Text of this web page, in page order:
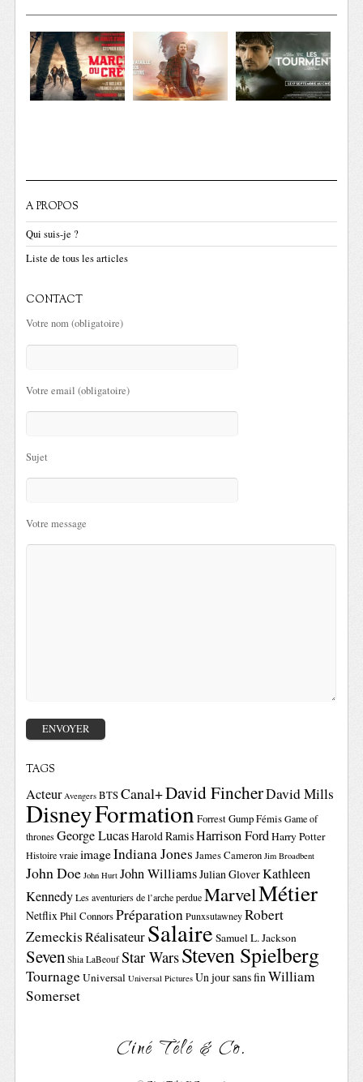
A PROPOS
Qui suis-je ?
Liste de tous les articles
CONTACT
Votre nom (obligatoire)
Votre email (obligatoire)
Sujet
Votre message
TAGS
Acteur Avengers BTSCanal+David FincherDavid Mills
DisneyFormationForrest GumpFémis Game of
thrones George LucasHarold RamisHarrison FordHarry Potter
Histoire vraie imageIndiana Jones James Cameron Jim Broadbent
John Doe John Hurt John WilliamsJulian GloverKathleen
Kennedy Les aventuriers de l’arche perdue MarvelMétier
NetflixPhil ConnorsPréparation Punxsutawney Robert
ZemeckisRéalisateurSalaire Samuel L. Jackson
Seven Shia LaBeouf Star WarsSteven Spielberg
TournageUniversal Universal Pictures Un jour sans finWilliam
Somerset
Ciné Télé & Co.